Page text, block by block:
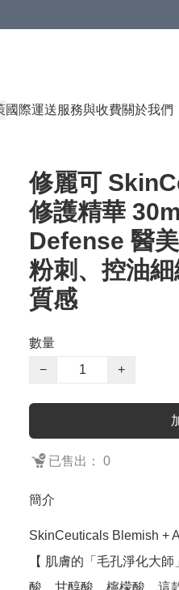
國際運送服務與收費關於我們
修麗可
修護精華
Defense 醫
粉刺、控油
質感
數量
−
+
已售出： 0
簡介
SkinCeuticals Blemish +
【 肌膚的「毛孔淨化大
酸、甘醇酸、檸檬酸。這